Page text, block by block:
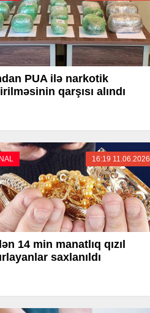
PUA ilə narkotik
qarşısı alındı
16:19 11.06.2026
14 min manatlıq qızıl
saxlanıldı